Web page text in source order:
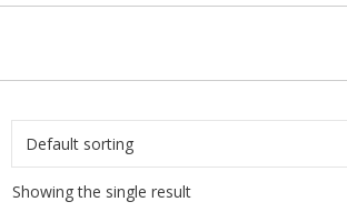
Showing the single result